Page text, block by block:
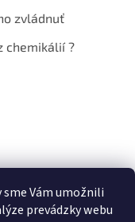
sme Vám umožnili
prevádzky webu
zvládnuť
chemikálií ?